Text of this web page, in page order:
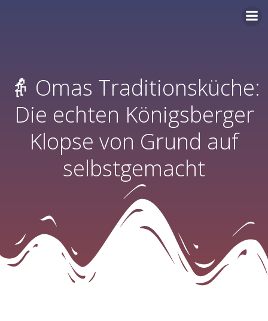
👵 Omas Traditionsküche:
Die echten Königsberger
Klopse von Grund auf
selbstgemacht